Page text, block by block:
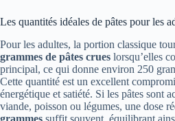
Les quantités idéales de pâtes pour les
Pour les adultes, la portion classique
grammes de pâtes crues lorsqu’elles
principal, ce qui donne environ 250
Cette quantité est un excellent
énergétique et satiété. Si les pâtes sont
viande, poisson ou légumes, une dose
grammes suffit souvent, équilibrant